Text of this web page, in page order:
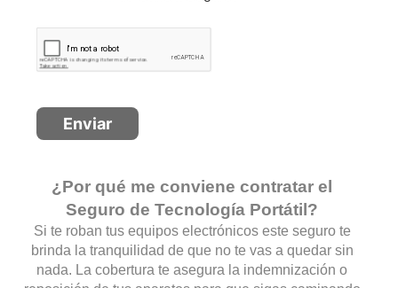
¿Por qué me conviene contratar el
Seguro de Tecnología Portátil?
Si te roban tus equipos electrónicos este seguro te
brinda la tranquilidad de que no te vas a quedar sin
nada. La cobertura te asegura la indemnización o